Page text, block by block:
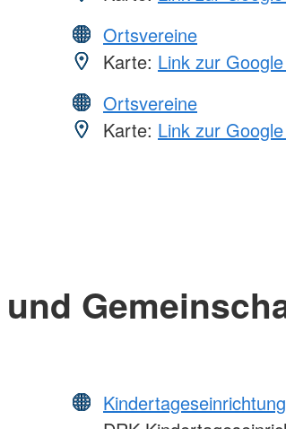
Ortsvereine
Karte: Link zur
Ortsvereine
Karte: Link zur
Kindertageseinrichtung